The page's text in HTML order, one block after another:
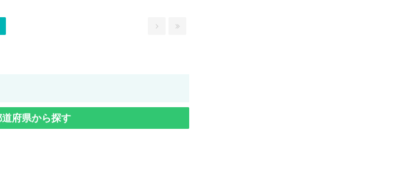
府県から探す